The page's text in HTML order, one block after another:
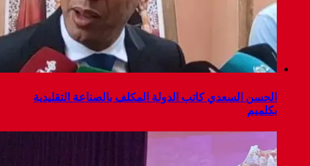
الحسن السعدي كاتب الدولة المكلف بالصناعة التقليدية
بكلميم